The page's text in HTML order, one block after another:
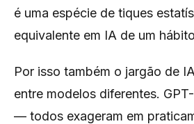
é uma espécie de tiques
equivalente em IA de um
Por isso também o jargão de
entre modelos diferentes.
— todos exageram em